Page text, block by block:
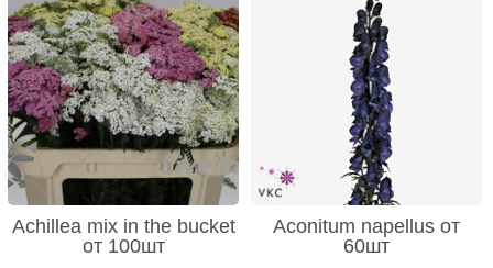
Achillea mix in the bucket
от 100шт
Aconitum napellus от
60шт